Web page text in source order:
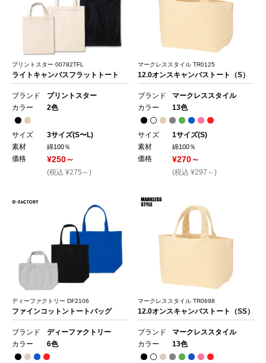
プリントスター 00782TFL
ライトキャンバスフラットトート
ブランド
プリントスター
カラー
2色
サイズ
3サイズ(S〜L)
素材
綿100％
価格 ¥250～
(税込 ¥275～)
マークレススタイル TR0125
12.0オンスキャンバストート（S）
ブランド
マークレススタイル
カラー
13色
サイズ
1サイズ(S)
素材
綿100％
価格 ¥270～
(税込 ¥297～)
ディーファクトリー DF2106
ファインコットントートバッグ
ブランド
ディーファクトリー
カラー
6色
マークレススタイル TR0698
12.0オンスキャンバストート（SS）
ブランド
マークレススタイル
カラー
13色